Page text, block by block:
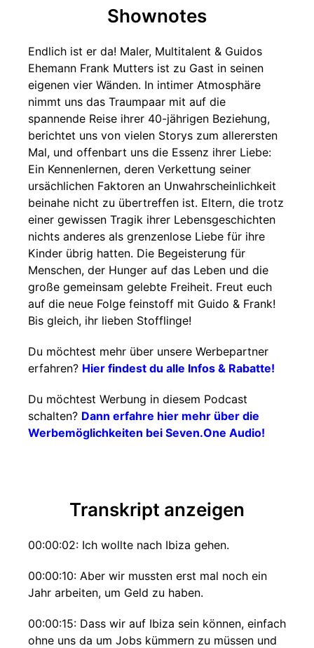
Shownotes
Endlich ist er da! Maler, Multitalent & Guidos
Ehemann Frank Mutters ist zu Gast in seinen
eigenen vier Wänden. In intimer Atmosphäre
nimmt uns das Traumpaar mit auf die
spannende Reise ihrer 40-jährigen Beziehung,
berichtet uns von vielen Storys zum allerersten
Mal, und offenbart uns die Essenz ihrer Liebe:
Ein Kennenlernen, deren Verkettung seiner
ursächlichen Faktoren an Unwahrscheinlichkeit
beinahe nicht zu übertreffen ist. Eltern, die trotz
einer gewissen Tragik ihrer Lebensgeschichten
nichts anderes als grenzenlose Liebe für ihre
Kinder übrig hatten. Die Begeisterung für
Menschen, der Hunger auf das Leben und die
große gemeinsam gelebte Freiheit. Freut euch
auf die neue Folge feinstoff mit Guido & Frank!
Bis gleich, ihr lieben Stofflinge!
Du möchtest mehr über unsere Werbepartner
erfahren? Hier findest du alle Infos & Rabatte!
Du möchtest Werbung in diesem Podcast
schalten? Dann erfahre hier mehr über die
Werbemöglichkeiten bei Seven.One Audio!
Transkript anzeigen
00:00:02: Ich wollte nach Ibiza gehen.
00:00:10: Aber wir mussten erst mal noch ein
Jahr arbeiten, um Geld zu haben.
00:00:15: Dass wir auf Ibiza sein können, einfach
ohne uns da um Jobs kümmern zu müssen und